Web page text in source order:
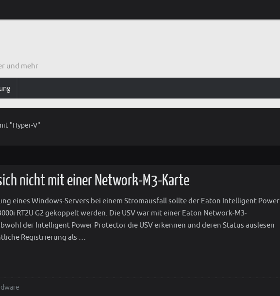
und mehr
"Hyper-V"
nicht mit einer Network-M3-Karte
eines Windows-Servers bei einem Stromausfall sollte der Eaton Intelligent Power
RT2U G2 gekoppelt werden. Die USV war mit einer Eaton Network-M3-
der Intelligent Power Protector die USV erkennen und deren Status auslesen
Registrierung als …